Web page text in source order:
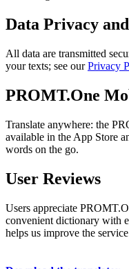
Data Privacy
All data are transmitted
your texts; see ourPrivacy
PROMT.One
Translate anywhere: the
available in the App Store
words on the go.
User Reviews
Users appreciate
convenient dictionary with
helps us improve the